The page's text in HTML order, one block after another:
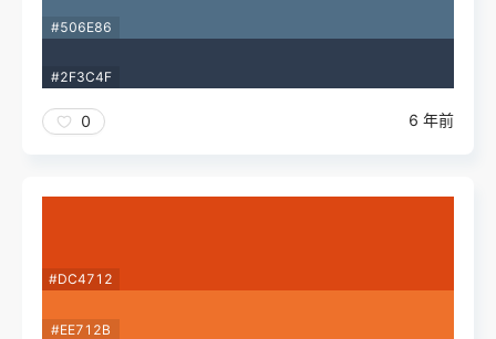
#506E86
#2F3C4F
0 6 年前
#DC4712
#EE712B